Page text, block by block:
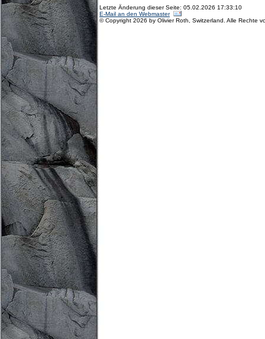
Letzte Änderung dieser Seite: 05.02.2026 17:33:10
E-Mail an den Webmaster
© Copyright 2026 by Olivier Roth, Switzerland. Alle Rechte